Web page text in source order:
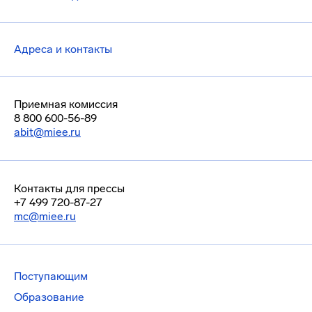
Адреса и контакты
Приемная комиссия
8 800 600-56-89
abit@miee.ru
Контакты для прессы
+7 499 720-87-27
mc@miee.ru
Поступающим
Образование